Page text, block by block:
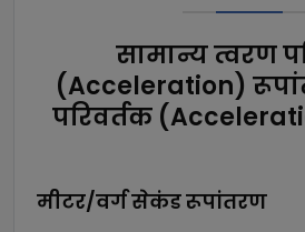
सामान्य त्वरण
(Acceleration)
परिवर्तक
मीटर/वर्ग सेकंडरूपांतरण